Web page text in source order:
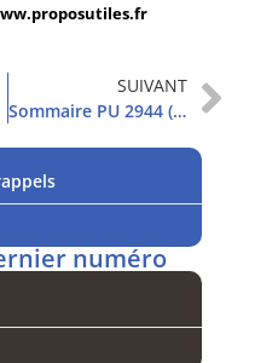
SUIVANT
Sommaire PU 2944 (23/3/2021)
numéro